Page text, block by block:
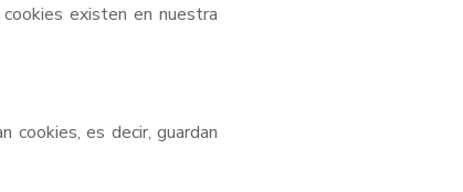
existen en nuestra
cookies, es decir, guardan